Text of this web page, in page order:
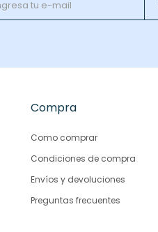
Compra
Como comprar
Condiciones de compra
Envíos y devoluciones
Preguntas frecuentes